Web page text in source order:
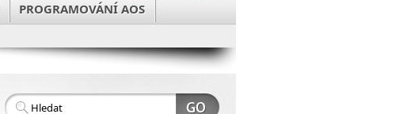
PROGRAMOVÁNÍ AOS